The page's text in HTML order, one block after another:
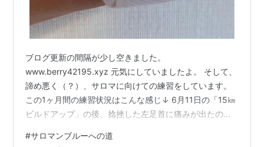
ブログ更新の間隔が少し空きました。
www.berry42195.xyz 元気にしていましたよ。 そして、
諦め悪く（？）、サロマに向けての練習をしています。
この1ヶ月間の練習状況はこんな感じ↓ 6月11日の「15㎞
ビルドアップ」の後、捻挫した左足首に痛みが出たの
ロマの想定レースペースです。 無理せずのんびりペース
#サロマンブルーへの道